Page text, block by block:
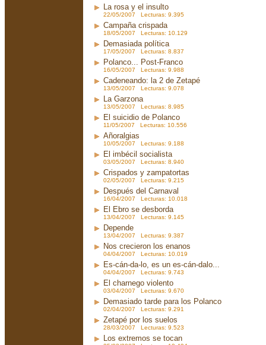
La rosa y el insulto
22/05/2007 Lecturas: 9.395
Campaña crispada
18/05/2007 Lecturas: 10.129
Demasiada política
17/05/2007 Lecturas: 8.837
Polanco... Post-Franco
16/05/2007 Lecturas: 9.988
Cadeneando: la 2 de Zetapé
13/05/2007 Lecturas: 9.078
La Garzona
13/05/2007 Lecturas: 8.985
El suicidio de Polanco
11/05/2007 Lecturas: 10.556
Añoralgias
10/05/2007 Lecturas: 9.188
El imbécil socialista
03/05/2007 Lecturas: 8.940
Crispados y zampatortas
02/05/2007 Lecturas: 9.215
Después del Carnaval
16/04/2007 Lecturas: 10.018
El Ebro se desborda
13/04/2007 Lecturas: 9.145
Depende
13/04/2007 Lecturas: 9.387
Nos crecieron los enanos
04/04/2007 Lecturas: 10.019
Es-cán-da-lo, es un es-cán-dalo...
04/04/2007 Lecturas: 9.743
El charnego violento
03/04/2007 Lecturas: 9.670
Demasiado tarde para los Polanco
02/04/2007 Lecturas: 9.291
Zetapé por los suelos
28/03/2007 Lecturas: 9.523
Los extremos se tocan